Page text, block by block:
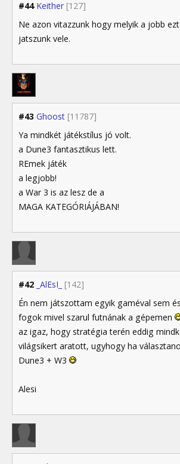
#44 Keither [127]
Ne azon vitazzunk hogy melyik a jobb
jatszunk vele.
#43 Ghoost [11787]
Ya mindkét játékstílus jó volt.
a Dune3 fantasztikus lett.
REmek játék
a legjobb!
a War 3 is az lesz de a
MAGA KATEGÓRIÁJÁBAN!
#42 _AlEsI_ [142]
Én nem játszottam egyik gaméval sem
fogok mivel szarul futnának a gépemen
az igaz, hogy stratégia terén eddig
világsikert aratott, ugyhogy ha
Dune3 + W3
Alesi